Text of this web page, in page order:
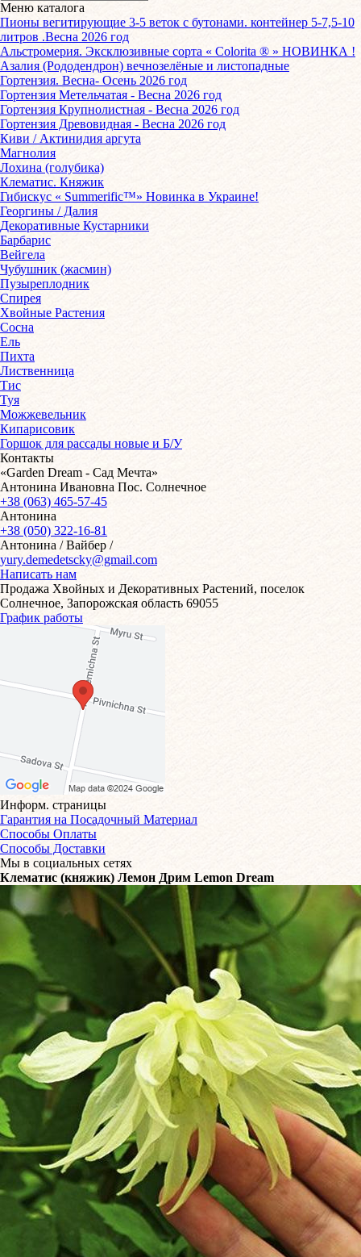
Меню каталога
Пионы вегитирующие 3-5 веток с бутонами. контейнер 5-7,5-10
литров .Весна 2026 год
Альстромерия. Эксклюзивные сорта « Colorita ® » НОВИНКА !
Азалия (Рододендрон) вечнозелёные и листопадные
Гортензия. Весна- Осень 2026 год
Гортензия Метельчатая - Весна 2026 год
Гортензия Крупнолистная - Весна 2026 год
Гортензия Древовидная - Весна 2026 год
Киви / Актинидия аргута
Магнолия
Лохина (голубика)
Клематис. Княжик
Гибискус « Summerific™» Новинка в Украине!
Георгины / Далия
Декоративные Кустарники
Барбарис
Вейгела
Чубушник (жасмин)
Пузыреплодник
Спирея
Хвойные Растения
Сосна
Ель
Пихта
Лиственница
Тис
Туя
Можжевельник
Кипарисовик
Горшок для рассады новые и Б/У
Контакты
«Garden Dream - Сад Мечта»
Антонина Ивановна Пос. Солнечное
+38 (063) 465-57-45
Антонина
+38 (050) 322-16-81
Антонина / Вайбер /
yury.demedetscky@gmail.com
Написать нам
Продажа Хвойных и Декоративных Растений, поселок
Солнечное, Запорожская область 69055
График работы
Информ. страницы
Гарантия на Посадочный Материал
Способы Оплаты
Способы Доставки
Мы в социальных сетях
Клематис (княжик) Лемон Дрим Lemon Dream